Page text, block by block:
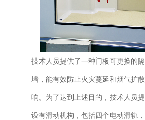
技术人员提供了一种门板可更换的
墙，能有效防止火灾蔓延和烟气扩
响。为了达到上述目的，技术人员
设有滑动机构，包括四个电动滑轨